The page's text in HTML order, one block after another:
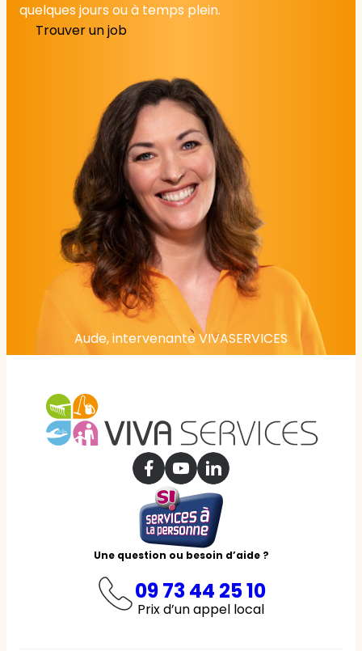
quelques jours ou à temps plein.
Trouver un job
Aude, intervenante VIVASERVICES
Une question ou besoin d’aide ?
09 73 44 25 10
Prix d’un appel local